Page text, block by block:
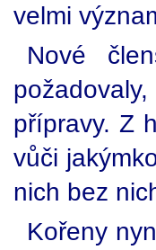
velmi
Nové
přípravy. Z
vůči
nich bez
Kořeny